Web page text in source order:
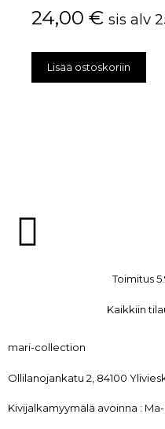
24,00 € sis alv
Lisää ostoskoriin
Toimitus
Kaikkiin
mari-collection
Ollilanojankatu 2, 84100
Kivijalkamyymälä avoinna : Ma-